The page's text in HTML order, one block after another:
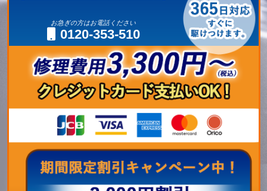
お急ぎの方はお電話ください
0120-353-510